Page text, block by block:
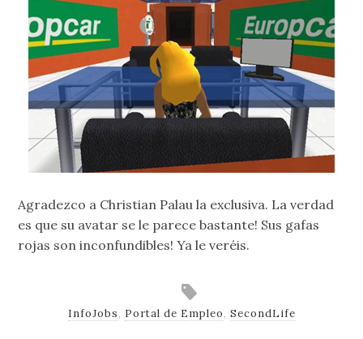
Agradezco a Christian Palau la exclusiva. La verdad
es que su avatar se le parece bastante! Sus gafas
rojas son inconfundibles! Ya le veréis.
InfoJobs, Portal de Empleo, SecondLife